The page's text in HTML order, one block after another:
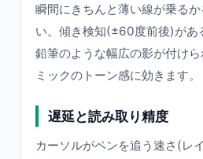
瞬間にきちんと薄い線が乗る
い。傾き検知(±60度前後)があ
鉛筆のような幅広の影が付け
ミックのトーン感に効きます。
遅延と読み取り精度
カーソルがペンを追う速さ(レ